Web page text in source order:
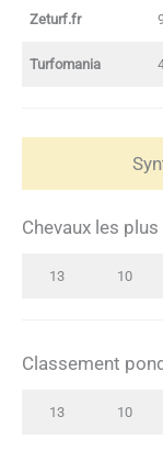
Zeturf.fr
Turfomania
Chevaux les
13 10
Classement
13 10